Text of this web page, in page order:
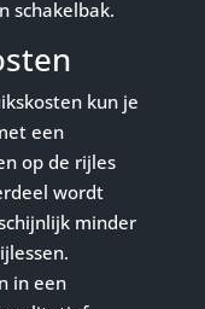
schakelbak.
kun je
een
op de rijles
wordt
minder
in een